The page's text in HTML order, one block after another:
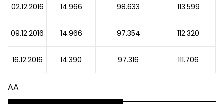
02.12.2016 14.966 98.633 113.599
09.12.2016 14.966 97.354 112.320
16.12.2016 14.390 97.316 111.706
AA